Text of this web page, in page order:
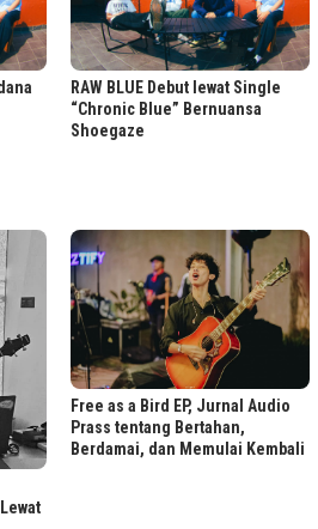
RAW BLUE Debut lewat Single
“Chronic Blue” Bernuansa
Shoegaze
Free as a Bird EP, Jurnal Audio
Prass tentang Bertahan,
Berdamai, dan Memulai Kembali